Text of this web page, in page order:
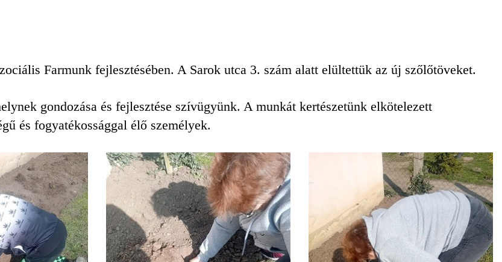
Farmunk fejlesztésében. A Sarok utca 3. szám alatt elültettük az új szőlőtöveket.
gondozása és fejlesztése szívügyünk. A munkát kertészetünk elkötelezett
és fogyatékossággal élő személyek.